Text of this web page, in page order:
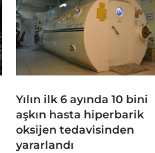
Yılın ilk 6 ayında 10 bini
aşkın hasta hiperbarik
oksijen tedavisinden
yararlandı